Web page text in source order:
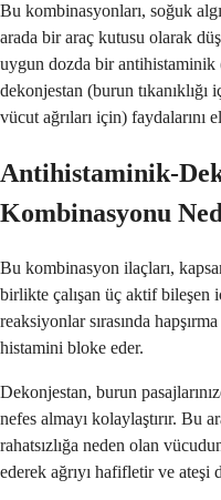
Bu kombinasyonları, soğuk
arada bir araç kutusu olarak
uygun dozda bir antihistaminik
dekonjestan (burun
vücut ağrıları için) faydalarını
Antihistaminik-
Kombinasyonu
Bu kombinasyon ilaçları,
birlikte çalışan üç aktif
reaksiyonlar sırasında
histamini bloke eder.
Dekonjestan, burun
nefes almayı kolaylaştırır. Bu
rahatsızlığa neden olan
ederek ağrıyı hafifletir ve ateşi